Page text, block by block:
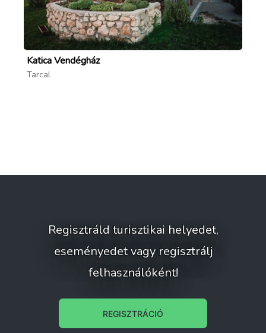
Katica Vendégház
Tarcal
Regisztráld turisztikai helyedet,
eseményedet vagy regisztrálj
felhasználóként!
REGISZTRÁCIÓ